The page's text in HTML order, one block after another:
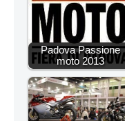
Padova Passione
moto 2013